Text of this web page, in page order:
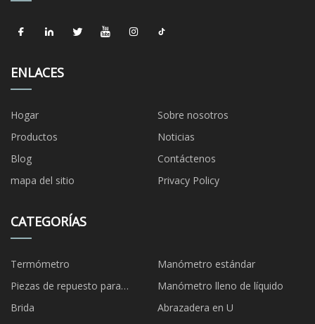
ENLACES
Hogar
Sobre nosotros
Productos
Noticias
Blog
Contáctenos
mapa del sitio
Privacy Policy
CATEGORÍAS
Termómetro
Manómetro estándar
Piezas de repuesto para
manómetros
Manómetro lleno de líquido
Brida
Abrazadera en U